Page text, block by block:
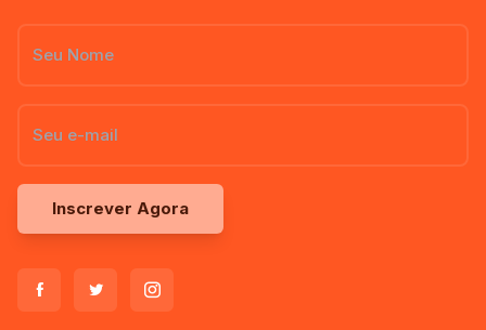
Inscrever Agora